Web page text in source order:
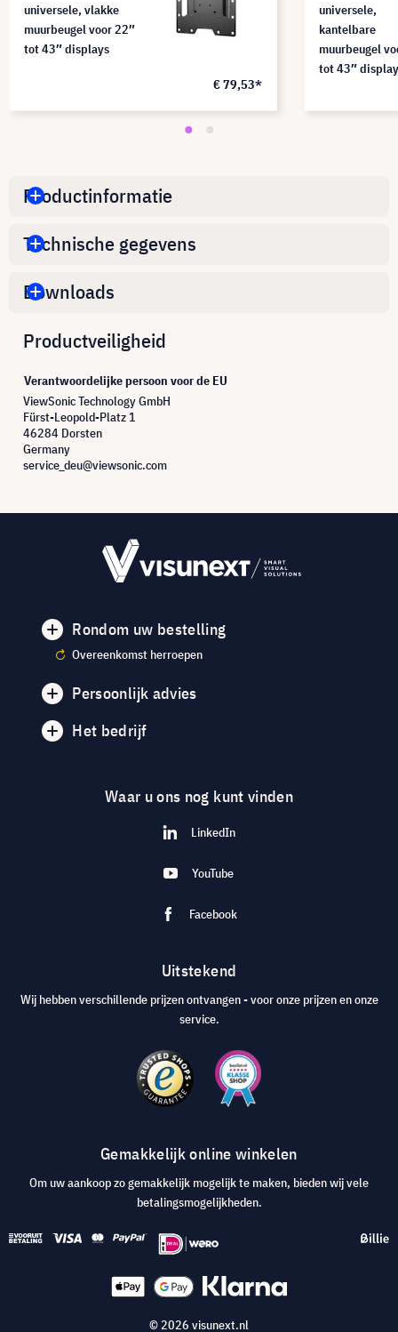
universele, vlakke
muurbeugel voor 22″
tot 43″ displays
€ 79,53*
universele,
kantelbare
muurbeugel
tot 43″
Productinformatie
Technische gegevens
Downloads
Productveiligheid
Verantwoordelijke persoon voor de EU
ViewSonic Technology GmbH
Fürst-Leopold-Platz 1
46284 Dorsten
Germany
service_deu@viewsonic.com
Rondom uw bestelling
Overeenkomst herroepen
Persoonlijk advies
Het bedrijf
Waar u ons nog kunt vinden
LinkedIn
YouTube
Facebook
Uitstekend
Wij hebben verschillende prijzen ontvangen - voor onze prijzen en onze
service.
Gemakkelijk online winkelen
Om uw aankoop zo gemakkelijk mogelijk te maken, bieden wij vele
betalingsmogelijkheden.
© 2026 visunext.nl